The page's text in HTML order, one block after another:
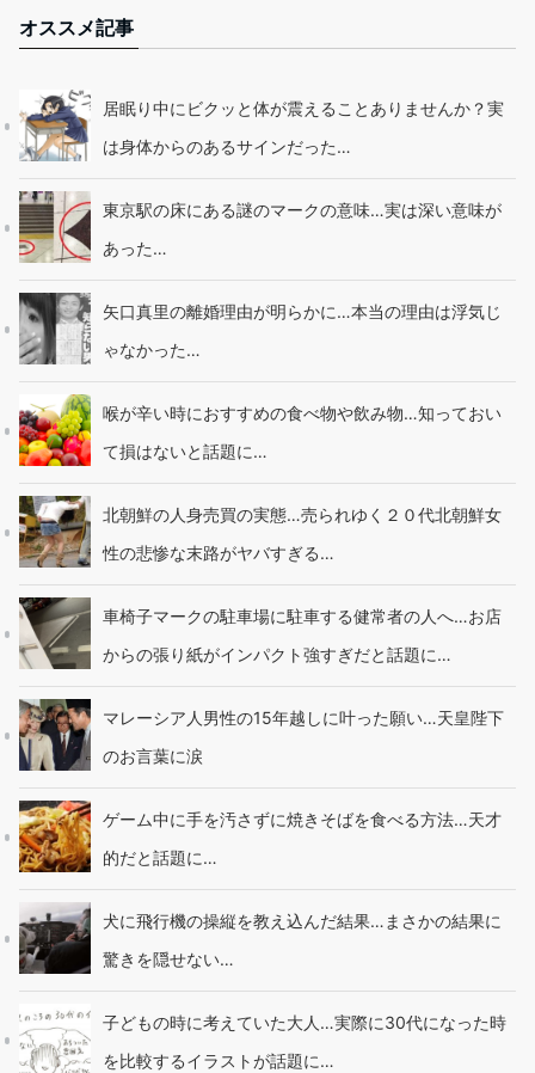
オススメ記事
居眠り中にビクッと体が震えることありませんか？実
は身体からのあるサインだった…
東京駅の床にある謎のマークの意味…実は深い意味が
あった…
矢口真里の離婚理由が明らかに…本当の理由は浮気じ
ゃなかった…
喉が辛い時におすすめの食べ物や飲み物…知っておい
て損はないと話題に…
北朝鮮の人身売買の実態…売られゆく２０代北朝鮮女
性の悲惨な末路がヤバすぎる…
車椅子マークの駐車場に駐車する健常者の人へ…お店
からの張り紙がインパクト強すぎだと話題に…
マレーシア人男性の15年越しに叶った願い…天皇陛下
のお言葉に涙
ゲーム中に手を汚さずに焼きそばを食べる方法…天才
的だと話題に…
犬に飛行機の操縦を教え込んだ結果…まさかの結果に
驚きを隠せない…
子どもの時に考えていた大人…実際に30代になった時
を比較するイラストが話題に…